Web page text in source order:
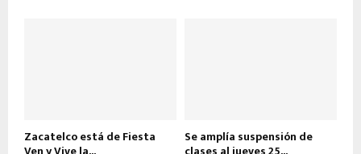
Zacatelco está de Fiesta Se amplía suspensión de